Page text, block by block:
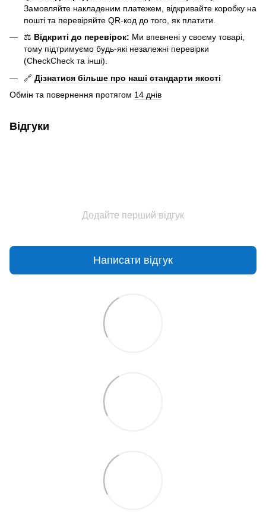
Замовляйте накладеним платежем, відкривайте коробку на
пошті та перевіряйте QR-код до того, як платити.
⚖️ Відкриті до перевірок: Ми впевнені у своєму товарі,
тому підтримуємо будь-які незалежні перевірки
(CheckCheck та інші).
🔗 Дізнатися більше про наші стандарти якості
Обмін та повернення протягом 14 днів
Відгуки
Додайте перший відгук
Написати відгук